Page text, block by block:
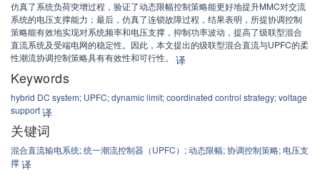
仿真了系统负荷突增过程，验证了动态限幅控制策略能更好地提升MMC对交流
系统的电压支撑能力；最后，仿真了连锁故障过程，结果表明，所提协调控制
策略能有效地实现对系统频率和电压支撑，抑制功率波动，提高了级联型混合
直流系统及受端电网的稳定性。因此，本文提出的级联型混合直流与UPFC的柔
性潮流协调控制策略具有有效性和可行性。 译
Keywords
hybrid DC system; UPFC;dynamic limit;coordinated control strategy;voltage
support译
关键词
混合直流输电系统;统一潮流控制器（UPFC）;动态限幅;协调控制策略; 电压支
撑译